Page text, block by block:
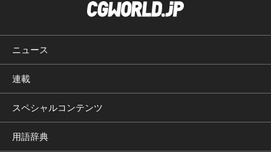
ニュース
連載
スペシャルコンテンツ
用語辞典